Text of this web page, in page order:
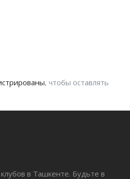
, чтобы оставлять
в Ташкенте. Будьте в